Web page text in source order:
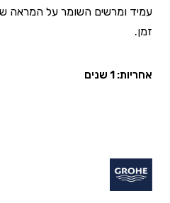
עמיד ומרשים השומר על המראה
זמן.
אחריות: 1 שנים